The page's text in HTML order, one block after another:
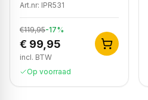
Art.nr: IPR531
€119,95-17%
€ 99,95
incl. BTW
Op voorraad